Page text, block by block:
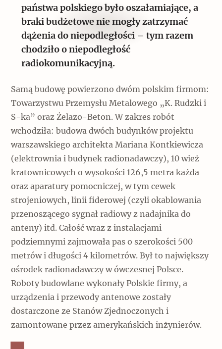
państwa polskiego było oszałamiające, a
braki budżetowe nie mogły zatrzymać
dążenia do niepodległości – tym razem
chodziło o niepodległość
radiokomunikacyjną.
Samą budowę powierzono dwóm polskim firmom:
Towarzystwu Przemysłu Metalowego „K. Rudzki i
S-ka” oraz Żelazo-Beton. W zakres robót
wchodziła: budowa dwóch budynków projektu
warszawskiego architekta Mariana Kontkiewicza
(elektrownia i budynek radionadawczy), 10 wież
kratownicowych o wysokości 126,5 metra każda
oraz aparatury pomocniczej, w tym cewek
strojeniowych, linii fiderowej (czyli okablowania
przenoszącego sygnał radiowy z nadajnika do
anteny) itd. Całość wraz z instalacjami
podziemnymi zajmowała pas o szerokości 500
metrów i długości 4 kilometrów. Był to największy
ośrodek radionadawczy w ówczesnej Polsce.
Roboty budowlane wykonały Polskie firmy, a
urządzenia i przewody antenowe zostały
dostarczone ze Stanów Zjednoczonych i
zamontowane przez amerykańskich inżynierów.